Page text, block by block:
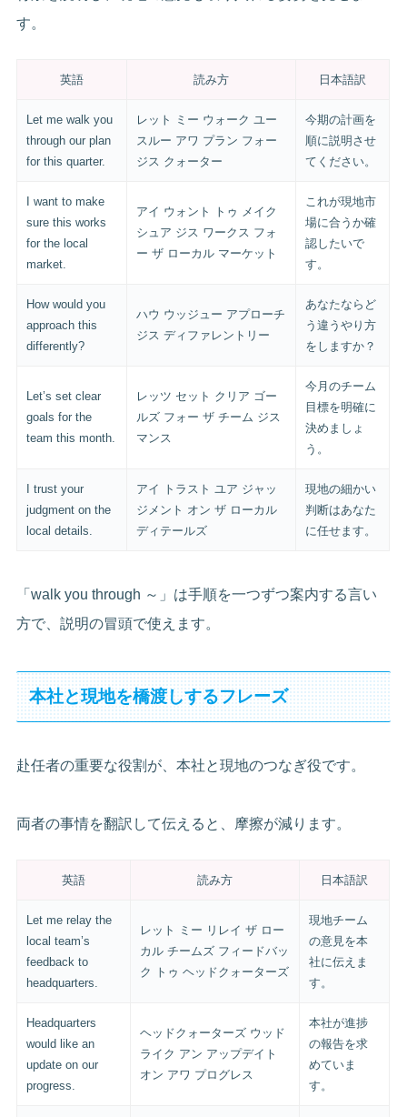
す。
英語 読み方 日本語訳
Let me walk you
through our plan
for this quarter.
レット ミー ウォーク ユー
スルー アワ プラン フォー
ジス クォーター
今期の計画を
順に説明させ
てください。
I want to make
sure this works
for the local
market.
アイ ウォント トゥ メイク
シュア ジス ワークス フォ
ー ザ ローカル マーケット
これが現地市
場に合うか確
認したいで
す。
How would you
approach this
differently?
ハウ ウッジュー アプローチ
ジス ディファレントリー
あなたならど
う違うやり方
をしますか？
Let’s set clear
goals for the
team this month.
レッツ セット クリア ゴー
ルズ フォー ザ チーム ジス
マンス
今月のチーム
目標を明確に
決めましょ
う。
I trust your
judgment on the
local details.
アイ トラスト ユア ジャッ
ジメント オン ザ ローカル
ディテールズ
現地の細かい
判断はあなた
に任せます。
「walk you through ～」は手順を一つずつ案内する言い
方で、説明の冒頭で使えます。
本社と現地を橋渡しするフレーズ
赴任者の重要な役割が、本社と現地のつなぎ役です。
両者の事情を翻訳して伝えると、摩擦が減ります。
英語 読み方 日本語訳
Let me relay the
local team’s
feedback to
headquarters.
レット ミー リレイ ザ ロー
カル チームズ フィードバッ
ク トゥ ヘッドクォーターズ
現地チーム
の意見を本
社に伝えま
す。
Headquarters
would like an
update on our
progress.
ヘッドクォーターズ ウッド
ライク アン アップデイト
オン アワ プログレス
本社が進捗
の報告を求
めていま
す。